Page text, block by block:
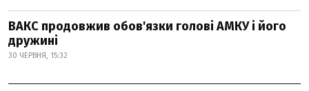
ВАКС продовжив обов'язки голові АМКУ і його
дружині
30 ЧЕРВНЯ, 15:32